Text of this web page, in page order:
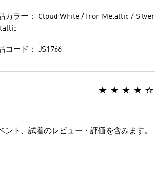
カラー： Cloud White / Iron Metallic / Silver
コード： JS1766
ト、試着のレビュー・評価を含みます。